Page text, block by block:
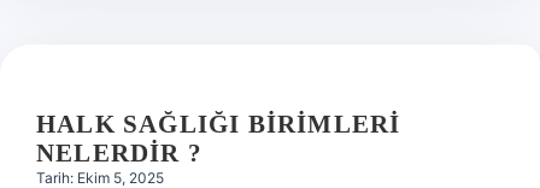
HALK SAĞLIĞI BIRIMLERI
NELERDIR ?
Tarih: Ekim 5, 2025